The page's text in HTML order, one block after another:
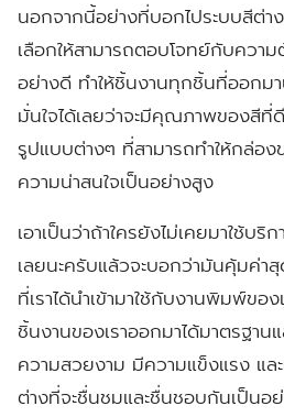
นอกจากนี้อย่างที่บอกไประบบสีต่า
เลือกให้สามารถตอบโจทย์กับควา
อย่างดี ทำให้ชิ้นงานทุกชิ้นที่ออกม
มั่นใจได้เลยว่าจะมีคุณภาพของสี
รูปแบบต่างๆ ที่สามารถทำให้กล่อง
ความน่าสนใจเป็นอย่างสูง
เอาเป็นว่าถ้าใครยังไม่เคยมาใช้บริ
เลยนะครับแล้วจะบอกว่ามันคุ้มค่า
ที่เราได้นำเข้ามาใช้กับงานพิมพ์ขอ
ชิ้นงานของเราออกมาได้มาตรฐาน
ความสวยงาม มีความแข็งแรง แล
ต่างที่จะชื่นชมและชื่นชอบกันเป็นอ